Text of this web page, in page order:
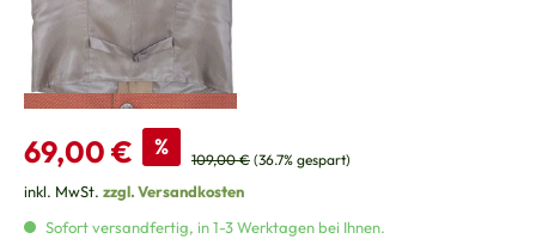
Verkaufspreis:
69,00 € % Regulärer Preis:
109,00 € (36.7% gespart)
inkl. MwSt. zzgl. Versandkosten
Sofort versandfertig, in 1-3 Werktagen bei Ihnen.